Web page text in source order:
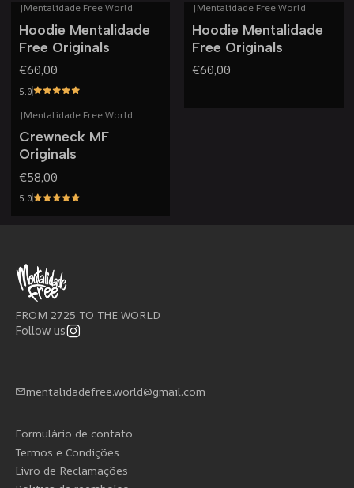
|Mentalidade Free World
Hoodie Mentalidade
Free Originals
€60,00
5.0
|Mentalidade Free World
Hoodie Mentalidade
Free Originals
€60,00
|Mentalidade Free World
Crewneck MF
Originals
€58,00
5.0
FROM 2725 TO THE WORLD
Follow us
mentalidadefree.world@gmail.com
Formulário de contato
Termos e Condições
Livro de Reclamações